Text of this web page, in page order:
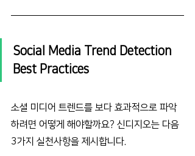
Social Media Trend Detection
Best Practices
소셜 미디어 트렌드를 보다 효과적으로 파악
하려면 어떻게 해야할까요? 신디지오는 다음
3가지 실천사항을 제시합니다.